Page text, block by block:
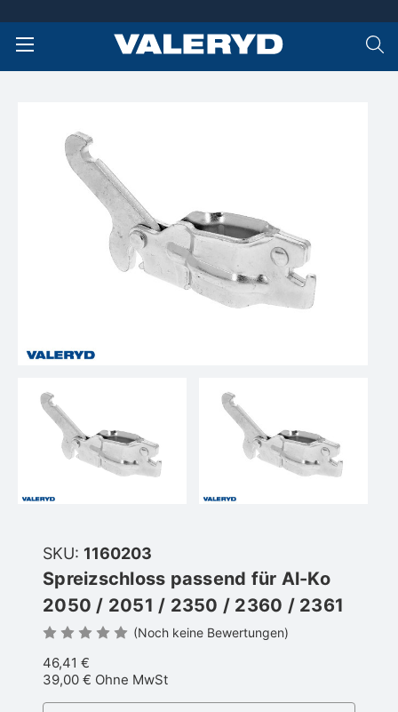
SKU: 1160203
Spreizschloss passend für Al-Ko
2050 / 2051 / 2350 / 2360 / 2361
(Noch keine Bewertungen)
46,41 €
39,00 € Ohne MwSt